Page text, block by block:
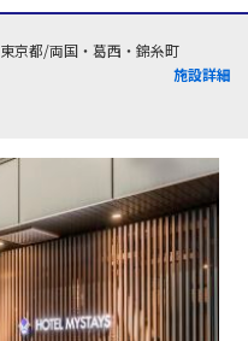
東京都/両国・葛西・錦糸町
施設詳細